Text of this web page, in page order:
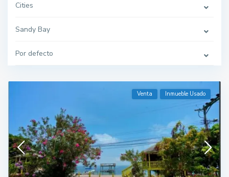
Cities
Sandy Bay
Por defecto
Venta Inmueble Usado